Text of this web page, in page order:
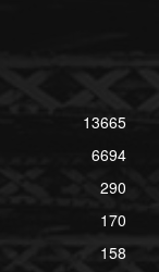
13665
6694
290
170
158